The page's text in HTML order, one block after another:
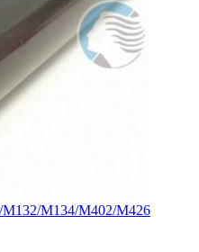
M134/M402/M426